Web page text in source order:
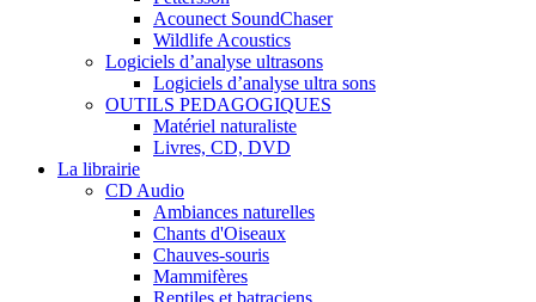
Acounect SoundChaser
Wildlife Acoustics
Logiciels d’analyse ultrasons
Logiciels d’analyse ultra sons
OUTILS PEDAGOGIQUES
Matériel naturaliste
Livres, CD, DVD
La librairie
CD Audio
Ambiances naturelles
Chants d'Oiseaux
Chauves-souris
Mammifères
Reptiles et batraciens